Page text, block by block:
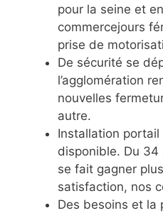
pour la seine et
commercejours
prise de
De sécurité se
l’agglomération
nouvelles
autre.
Installation
disponible. Du 34
se fait gagner
satisfaction, nos
Des besoins et la